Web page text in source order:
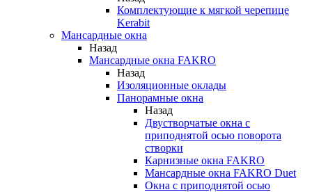
Комплектующие к мягкой черепице
Kerabit
Мансардные окна
Назад
Мансардные окна FAKRO
Назад
Изоляционные оклады
Панорамные окна
Назад
Двустворчатые окна с
приподнятой осью поворота
створки
Карнизные окна FAKRO
Мансардные окна FAKRO Duet
Окна с приподнятой осью